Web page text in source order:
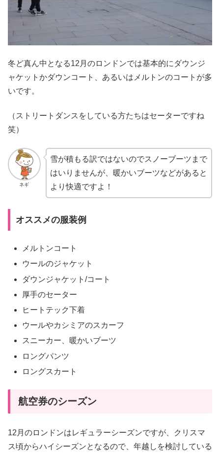
冬ど真ん中となる12月のロンドンでは基本的にダウンジ
ャケットかダウンコート、あるいはメルトンのコートが多
いです。
（ストリートダンスをしている方たちはセーターですね
笑）
ネギ
雪が積もる訳ではないのでスノーブーツまで
はいりませんが、暖かいブーツなどがあると
より快適ですよ！
オススメの服装例
メルトンコート
ウールのジャケット
ダウンジャケット/コート
厚手のセーター
ヒートテック下着
ウールやカシミアのスカーフ
スニーカー、暖かいブーツ
ロングパンツ
ロングスカート
航空券のシーズン
12月のロンドンはレギュラーシーズンですが、クリスマ
ス頃からハイシーズンとなるので、年越しを検討している